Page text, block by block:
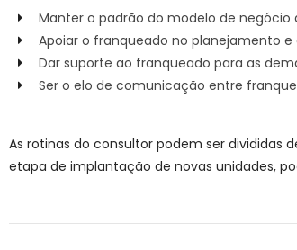
Manter o padrão do modelo de negócio
Apoiar o franqueado no planejamento
Dar suporte ao franqueado para as
Ser o elo de comunicação entre
As rotinas do consultor podem ser divididas
etapa de implantação de novas unidades,